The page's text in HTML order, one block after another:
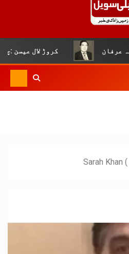
کروڑ لال عیسن :چوپال کلچرل اینڈ
) Sarah Khan